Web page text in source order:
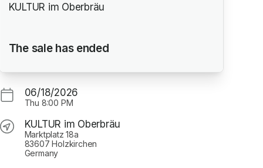
KULTUR im Oberbräu
The sale has ended
06/18/2026
Thu 8:00 PM
KULTUR im Oberbräu
Marktplatz 18a
83607 Holzkirchen
Germany